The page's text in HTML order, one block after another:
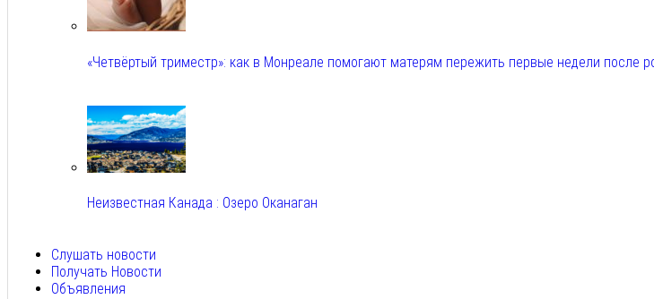
«Четвёртый триместр»: как в Монреале помогают матерям пережить первые недели после
Неизвестная Канада : Озеро Оканаган
Слушать новости
Получать Новости
Объявления